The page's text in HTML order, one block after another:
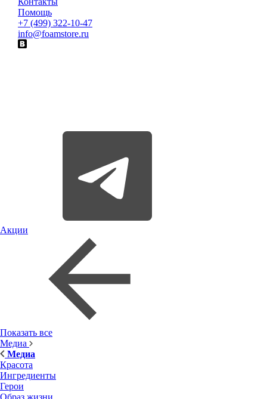
Помощь
+7 (499) 322-10-47
info@foamstore.ru
Акции
Показать все
Медиа
Медиа
Красота
Ингредиенты
Герои
Образ жизни